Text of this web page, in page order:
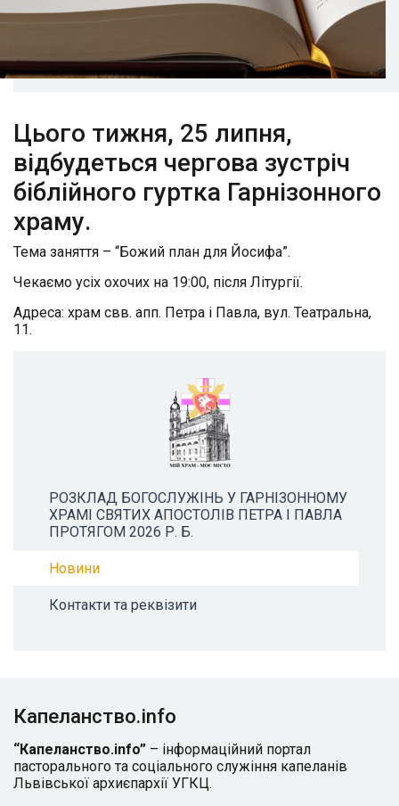
Цього тижня, 25 липня,
відбудеться чергова зустріч
біблійного гуртка Гарнізонного
храму.
Тема заняття – “Божий план для Йосифа”.
Чекаємо усіх охочих на 19:00, після Літургії.
Адреса: храм свв. апп. Петра і Павла, вул. Театральна,
11.
РОЗКЛАД БОГОСЛУЖІНЬ У ГАРНІЗОННОМУ
ХРАМІ СВЯТИХ АПОСТОЛІВ ПЕТРА І ПАВЛА
ПРОТЯГОМ 2026 Р. Б.
Новини
Контакти та реквізити
Капеланство.info
“Капеланство.info” – інформаційний портал
пасторального та соціального служіння капеланів
Львівської архиєпархії УГКЦ.